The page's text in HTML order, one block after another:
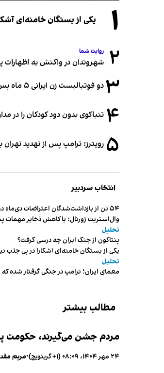
۱ یکی از بستگان خامنه‌ای
۲ روایت شما
شهروندان در واکنش به اظهارات
۳دو فوتبالیست زن ایرانی ۵ ماه پس از پناهندگی، شهروند استرالیا شدند
۴ تنباکوی بدون دود کودکان را در
۵ رویترز: ترامپ پس از تهدید
انتخاب سردبیر
۵۴ تن از بازداشت‌شدگان اعتراضات دی‌ماه در بند امنیتی زندان اردبیل به سر می‌برند
وال‌استریت ژورنال: با کاهش ذخایر مهمات
تحلیل
پنتاگون از جنگ ایران چه درسی گرفت؟
یکی از بستگان خامنه‌ای آشکارا در پی
تحلیل
معمای ایران؛ ترامپ در جنگی گرفتار شده
مطالب بیشتر
مردم جشن می‌گیرند، حکومت
۲۴ مهر ۱۴۰۴، ۰۸:۰۹ (‎+۱ گرینویچ) •مریم